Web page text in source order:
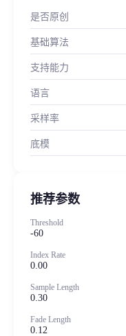
是否原创
基础算法
支持能力
语言
采样率
底模
推荐参数
Threshold
-60
Index Rate
0.00
Sample Length
0.30
Fade Length
0.12